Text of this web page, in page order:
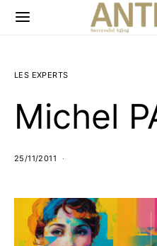
LES EXPERTS
Michel
25/11/2011